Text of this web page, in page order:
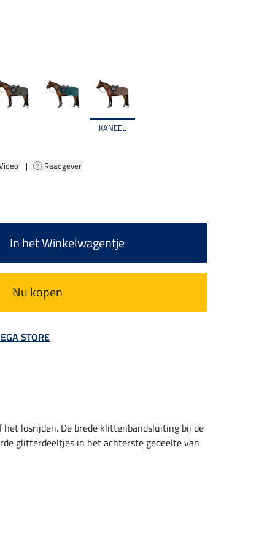
KANEEL
| Raadgever
In het Winkelwagentje
Nu kopen
STORE
losrijden. De brede klittenbandsluiting bij de
glitterdeeltjes in het achterste gedeelte van